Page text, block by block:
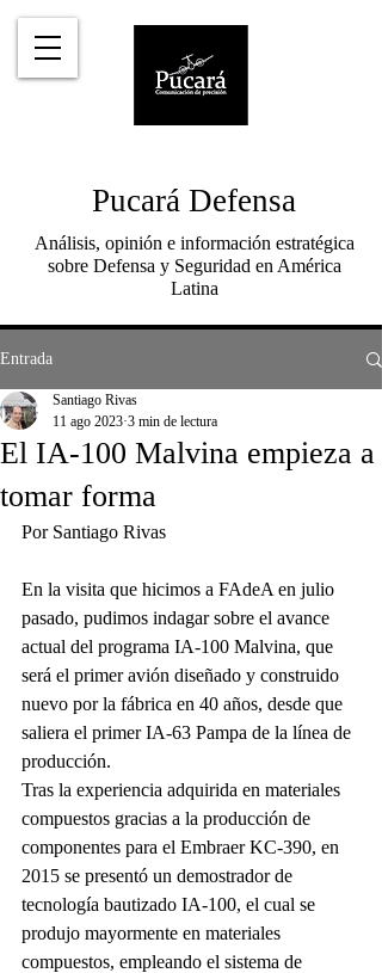
Pucará Defensa
Análisis, opinión e información estratégica
sobre Defensa y Seguridad en América
Latina
Entrada
El IA-100 Malvina empieza a
tomar forma
Santiago Rivas
11 ago 2023 3 min de lectura
Por Santiago Rivas
En la visita que hicimos a FAdeA en julio
pasado, pudimos indagar sobre el avance
actual del programa IA-100 Malvina, que
será el primer avión diseñado y construido
nuevo por la fábrica en 40 años, desde que
saliera el primer IA-63 Pampa de la línea de
producción.
Tras la experiencia adquirida en materiales
compuestos gracias a la producción de
componentes para el Embraer KC-390, en
2015 se presentó un demostrador de
tecnología bautizado IA-100, el cual se
produjo mayormente en materiales
compuestos, empleando el sistema de